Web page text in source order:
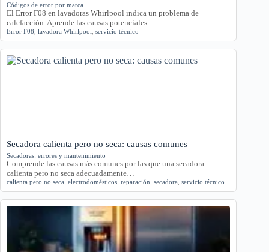
Códigos de error por marca
El Error F08 en lavadoras Whirlpool indica un problema de
calefacción. Aprende las causas potenciales…
Error F08 lavadora Whirlpool servicio técnico
Secadora calienta pero no seca: causas comunes
Secadoras: errores y mantenimiento
Comprende las causas más comunes por las que una secadora
calienta pero no seca adecuadamente…
calienta pero no seca electrodomésticos reparación secadora servicio técnico